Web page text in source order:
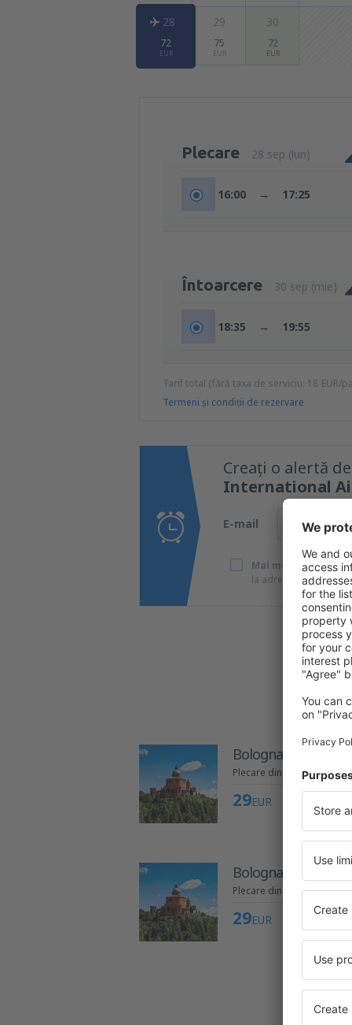
28
72
EUR
29
75
EUR
30
72
EUR
Plecare 28 sep (lun)
16:00 → 17:25
Întoarcere 30 sep (mie)
18:35 → 19:55
Tarif total (fără taxa de serviciu: 18 EUR/
Termeni şi condiţii de rezervare
Creați o alertă
International
E-mail
Mai multe călătorii
la adresa de e-mail
Bologna
Plecare din București
29EUR
Bologna
Plecare din București
29EUR